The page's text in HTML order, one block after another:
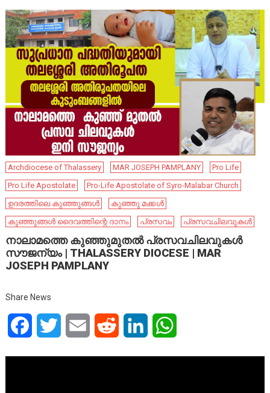
Archdiocese of Thalassery MAR JOSEPH PAMPLANY
Pro Life
Pro Life Apostolate
Pro-Life Apostolate of Syro-Malabar Church
ഉദരത്തിലെ കുഞ്ഞുങ്ങൾ
കുഞ്ഞു മക്കൾ
കുഞ്ഞുങ്ങൾ ദൈവത്തിന്റെ ദാനം
പ്രസവം പ്രസവചിലവുകള്‍
നാലാമത്തെ കുഞ്ഞുമുതല്‍ പ്രസവചിലവുകള്‍
സൗജന്യം | THALASSERY DIOCESE | MAR
JOSEPH PAMPLANY
Share News
FacebookTwitter Email Reddit LinkedIn